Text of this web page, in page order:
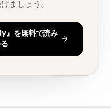
ましょう。
』を無料で読み